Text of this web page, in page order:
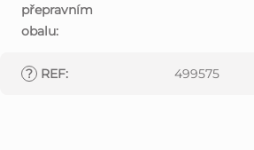
přepravním
obalu:
? REF: 499575